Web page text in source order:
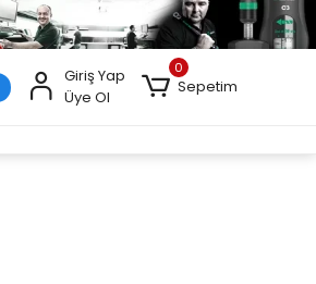
Giriş Yap
Üye Ol
0
Sepetim